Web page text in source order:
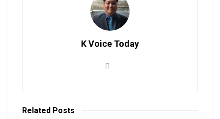
K Voice Today
Related Posts